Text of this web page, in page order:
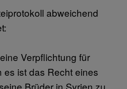
abweichend
Verpflichtung für
es ist das Recht eines
Brüder in Syrien zu